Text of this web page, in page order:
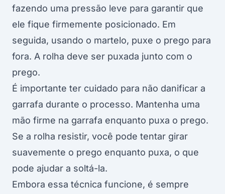
fazendo uma pressão leve para garantir que
ele fique firmemente posicionado. Em
seguida, usando o martelo, puxe o prego para
fora. A rolha deve ser puxada junto com o
prego.
É importante ter cuidado para não danificar a
garrafa durante o processo. Mantenha uma
mão firme na garrafa enquanto puxa o prego.
Se a rolha resistir, você pode tentar girar
suavemente o prego enquanto puxa, o que
pode ajudar a soltá-la.
Embora essa técnica funcione, é sempre